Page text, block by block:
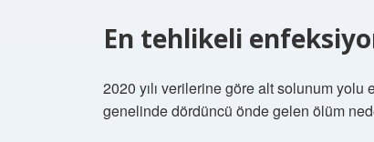
En tehlikeli
2020 yılı verilerine göre alt solunum yolu
genelinde dördüncü önde gelen ölüm